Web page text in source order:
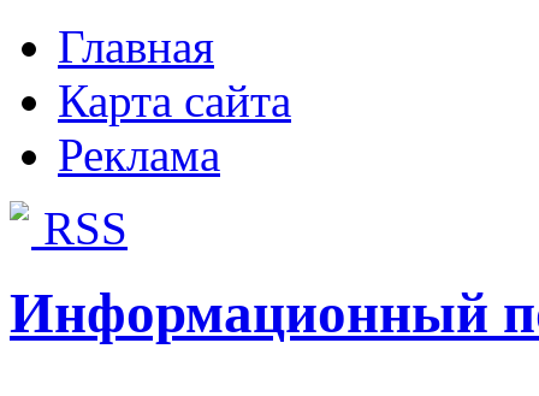
Главная
Карта сайта
Реклама
RSS
Информационный